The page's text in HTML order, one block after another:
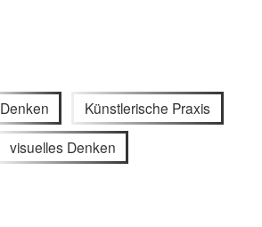
Denken Künstlerische Praxis
visuelles Denken